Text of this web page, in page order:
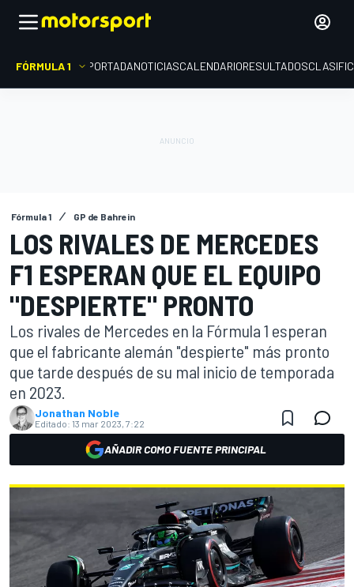
FÓRMULA 1 PORTADANOTICIASCALENDARIORESULTADOS
Fórmula 1 GP de Bahrein
LOS RIVALES DE MERCEDES
F1 ESPERAN QUE EL EQUIPO
"DESPIERTE" PRONTO
Los rivales de Mercedes en la Fórmula 1 esperan
que el fabricante alemán "despierte" más pronto
que tarde después de su mal inicio de temporada
en 2023.
Jonathan Noble
Editado: 13 mar 2023, 7:22
AÑADIR COMO FUENTE PRINCIPAL